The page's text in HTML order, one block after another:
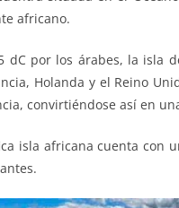
africano.
dC por los árabes, la isla
Holanda y el Reino
convirtiéndose así en
isla africana cuenta con